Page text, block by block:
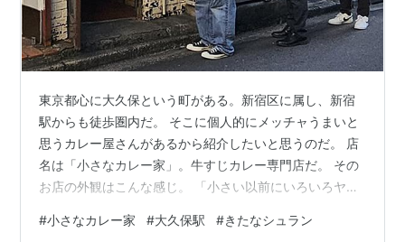
東京都心に大久保という町がある。新宿区に属し、新宿
駅からも徒歩圏内だ。 そこに個人的にメッチャうまいと
思うカレー屋さんがあるから紹介したいと思うのだ。 店
名は「小さなカレー家」。牛すじカレー専門店だ。 その
お店の外観はこんな感じ。 「小さい以前にいろいろヤバ
た。 まぁ確かに狭いし暗いしボロっちい感じのお店であ
#小さなカレー家 #大久保駅 #きたなシュラン